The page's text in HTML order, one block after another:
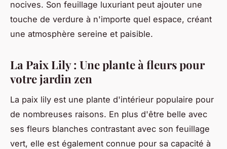
nocives. Son feuillage luxuriant peut ajouter une
touche de verdure à n'importe quel espace, créant
une atmosphère sereine et paisible.
La Paix Lily : Une plante à fleurs pour
votre jardin zen
La paix lily est une plante d'intérieur populaire pour
de nombreuses raisons. En plus d'être belle avec
ses fleurs blanches contrastant avec son feuillage
vert, elle est également connue pour sa capacité à